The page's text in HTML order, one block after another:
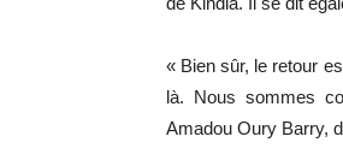
« Bien sûr, le retour
là. Nous sommes
Amadou Oury Barry,